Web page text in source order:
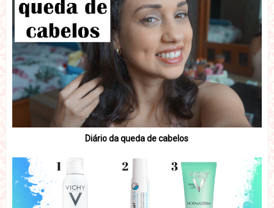
Diário da queda de cabelos